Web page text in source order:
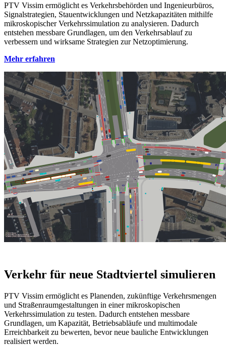
PTV Vissim ermöglicht es Verkehrsbehörden und Ingenieurbüros,
Signalstrategien, Stauentwicklungen und Netzkapazitäten mithilfe
mikroskopischer Verkehrssimulation zu analysieren. Dadurch
entstehen messbare Grundlagen, um den Verkehrsablauf zu
verbessern und wirksame Strategien zur Netzoptimierung.
Mehr erfahren
Verkehr für neue Stadtviertel simulieren
PTV Vissim ermöglicht es Planenden, zukünftige Verkehrsmengen
und Straßenraumgestaltungen in einer mikroskopischen
Verkehrssimulation zu testen. Dadurch entstehen messbare
Grundlagen, um Kapazität, Betriebsabläufe und multimodale
Erreichbarkeit zu bewerten, bevor neue bauliche Entwicklungen
realisiert werden.